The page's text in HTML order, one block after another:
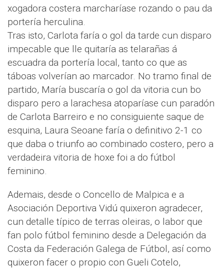
xogadora costera marcharíase rozando o pau da
portería herculina.
Tras isto, Carlota faría o gol da tarde cun disparo
impecable que lle quitaría as telarañas á
escuadra da portería local, tanto co que as
táboas volverían ao marcador. No tramo final de
partido, María buscaría o gol da vitoria cun bo
disparo pero a larachesa atoparíase cun paradón
de Carlota Barreiro e no consiguiente saque de
esquina, Laura Seoane faría o definitivo 2-1 co
que daba o triunfo ao combinado costero, pero a
verdadeira vitoria de hoxe foi a do fútbol
feminino.
Ademais, desde o Concello de Malpica e a
Asociación Deportiva Vidú quixeron agradecer,
cun detalle típico de terras oleiras, o labor que
fan polo fútbol feminino desde a Delegación da
Costa da Federación Galega de Fútbol, así como
quixeron facer o propio con Gueli Cotelo,